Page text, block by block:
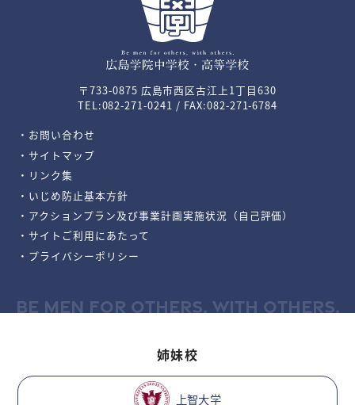
〒733-0875 広島市西区古江上1丁目630
TEL:082-271-0241 / FAX:082-271-6784
・お問い合わせ
・サイトマップ
・リンク集
・いじめ防止基本方針
・アクションプラン及び事業計画実施状況（自己評価）
・サイトご利用にあたって
・プライバシーポリシー
BE MEN FOR OTHERS, WITH OTHERS.
姉妹校
上智大学